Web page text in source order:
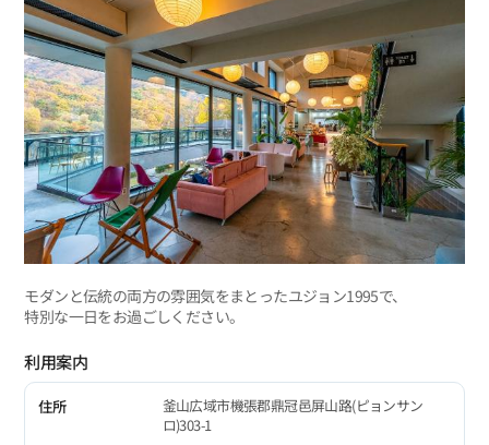
モダンと伝統の両方の雰囲気をまとったユジョン1995で、
特別な一日をお過ごしください。
利用案内
住所
釜山広域市機張郡鼎冠邑屏山路(ピョンサン
ロ)303-1